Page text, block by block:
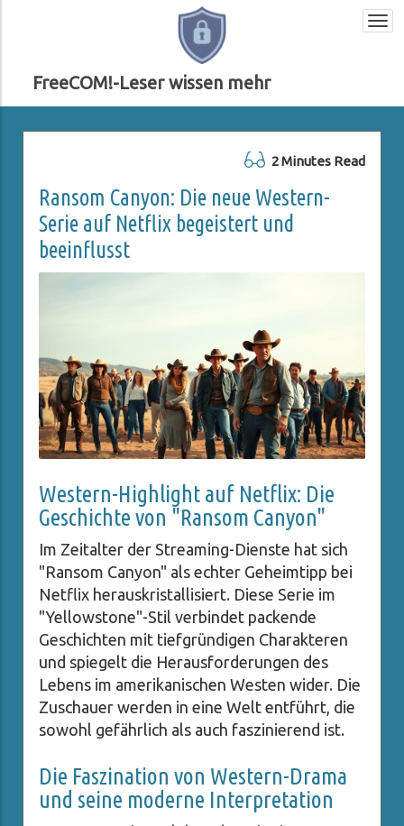
FreeCOM!-Leser wissen mehr
2 Minutes Read
Ransom Canyon: Die neue Western-
Serie auf Netflix begeistert und
beeinflusst
Western-Highlight auf Netflix: Die
Geschichte von "Ransom Canyon"
Im Zeitalter der Streaming-Dienste hat sich
"Ransom Canyon" als echter Geheimtipp bei
Netflix herauskristallisiert. Diese Serie im
"Yellowstone"-Stil verbindet packende
Geschichten mit tiefgründigen Charakteren
und spiegelt die Herausforderungen des
Lebens im amerikanischen Westen wider. Die
Zuschauer werden in eine Welt entführt, die
sowohl gefährlich als auch faszinierend ist.
Die Faszination von Western-Drama
und seine moderne Interpretation